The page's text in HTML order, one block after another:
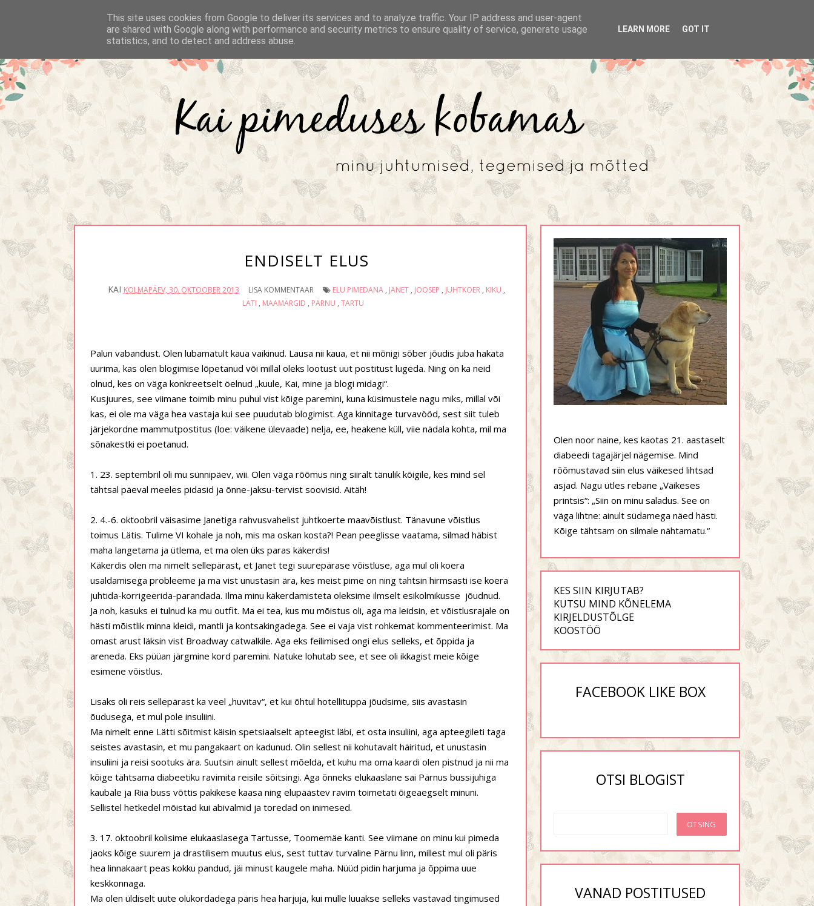
ENDISELT ELUS
KAI KOLMAPÄEV, 30. OKTOOBER 2013 LISA KOMMENTAAR ELU PIMEDANA , JANET , JOOSEP , JUHTKOER , KIKU ,
LÄTI , MAAMÄRGID , PÄRNU , TARTU
Palun vabandust. Olen lubamatult kaua vaikinud. Lausa nii kaua, et nii mõnigi sõber jõudis juba hakata
uurima, kas olen blogimise lõpetanud või millal oleks lootust uut postitust lugeda. Ning on ka neid
olnud, kes on väga konkreetselt öelnud „kuule, Kai, mine ja blogi midagi“.
Kusjuures, see viimane toimib minu puhul vist kõige paremini, kuna küsimustele nagu miks, millal või
kas, ei ole ma väga hea vastaja kui see puudutab blogimist. Aga kinnitage turvavööd, sest siit tuleb
järjekordne mammutpostitus (loe: väikene ülevaade) nelja, ee, heakene küll, viie nädala kohta, mil ma
sõnakestki ei poetanud.
1. 23. septembril oli mu sünnipäev, wii. Olen väga rõõmus ning siiralt tänulik kõigile, kes mind sel
tähtsal päeval meeles pidasid ja õnne-jaksu-tervist soovisid. Aitäh!
2. 4.-6. oktoobril väisasime Janetiga rahvusvahelist juhtkoerte maavõistlust. Tänavune võistlus
toimus Lätis. Tulime VI kohale ja noh, mis ma oskan kosta?! Pean peeglisse vaatama, silmad häbist
maha langetama ja ütlema, et ma olen üks paras käkerdis!
Käkerdis olen ma nimelt sellepärast, et Janet tegi suurepärase võistluse, aga mul oli koera
usaldamisega probleeme ja ma vist unustasin ära, kes meist pime on ning tahtsin hirmsasti ise koera
juhtida-korrigeerida-parandada. Ilma minu käkerdamisteta oleksime ilmselt esikolmikusse jõudnud.
Ja noh, kasuks ei tulnud ka mu outfit. Ma ei tea, kus mu mõistus oli, aga ma leidsin, et võistlusrajale on
hästi mõistlik minna kleidi, mantli ja kontsakingadega. See ei vaja vist rohkemat kommenteerimist. Ma
omast arust läksin vist Broadway catwalkile. Aga eks feilimised ongi elus selleks, et õppida ja
areneda. Eks püüan järgmine kord paremini. Natuke lohutab see, et see oli ikkagist meie kõige
esimene võistlus.
Lisaks oli reis sellepärast ka veel „huvitav“, et kui õhtul hotellituppa jõudsime, siis avastasin
õudusega, et mul pole insuliini.
Ma nimelt enne Lätti sõitmist käisin spetsiaalselt apteegist läbi, et osta insuliini, aga apteegileti taga
seistes avastasin, et mu pangakaart on kadunud. Olin sellest nii kohutavalt häiritud, et unustasin
insuliini ja reisi sootuks ära. Suutsin ainult sellest mõelda, et kuhu ma oma kaardi olen pistnud ja nii ma
kõige tähtsama diabeetiku ravimita reisile sõitsingi. Aga õnneks elukaaslane sai Pärnus bussijuhiga
kaubale ja Riia buss võttis pakikese kaasa ning elupäästev ravim toimetati õigeaegselt minuni.
Sellistel hetkedel mõistad kui abivalmid ja toredad on inimesed.
3. 17. oktoobril kolisime elukaaslasega Tartusse, Toomemäe kanti. See viimane on minu kui pimeda
jaoks kõige suurem ja drastilisem muutus elus, sest tuttav turvaline Pärnu linn, millest mul oli päris
hea linnakaart peas kokku pandud, jäi minust kaugele maha. Nüüd pidin harjuma ja õppima uue
keskkonnaga.
Ma olen üldiselt uute olukordadega päris hea harjuja, kui mulle luuakse selleks vastavad tingimused
Olen noor naine, kes kaotas 21. aastaselt
diabeedi tagajärjel nägemise. Mind
rõõmustavad siin elus väikesed lihtsad
asjad. Nagu ütles rebane „Väikeses
printsis“: „Siin on minu saladus. See on
väga lihtne: ainult südamega näed hästi.
Kõige tähtsam on silmale nähtamatu.“
KES SIIN KIRJUTAB?
KUTSU MIND KÕNELEMA
KIRJELDUSTÕLGE
KOOSTÖÖ
FACEBOOK LIKE BOX
OTSI BLOGIST
VANAD POSTITUSED
This site uses cookies from Google to deliver its services and to analyze traffic. Your IP address and user-agent
are shared with Google along with performance and security metrics to ensure quality of service, generate usage
statistics, and to detect and address abuse.
LEARN MORE GOT IT